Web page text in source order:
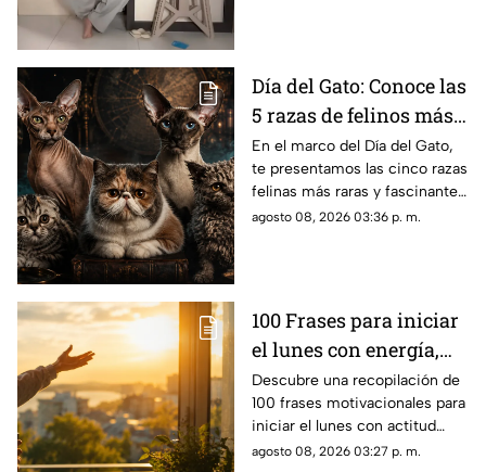
Día del Gato: Conoce las
5 razas de felinos más
raras del mundo
En el marco del Día del Gato,
te presentamos las cinco razas
felinas más raras y fascinantes
del planeta por sus singulares
agosto 08, 2026 03:36 p. m.
100 Frases para iniciar
el lunes con energía,
motivación y éxito
Descubre una recopilación de
100 frases motivacionales para
iniciar el lunes con actitud
positiva, superar la rutina y
agosto 08, 2026 03:27 p. m.